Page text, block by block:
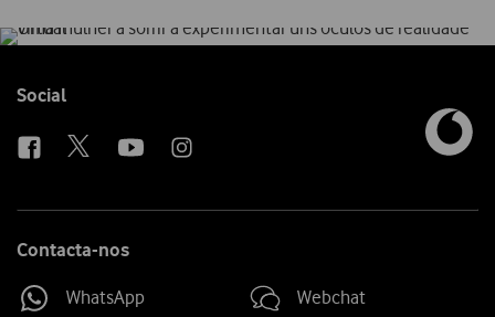
Follow
Social
Contacta-nos
WhatsApp Webchat